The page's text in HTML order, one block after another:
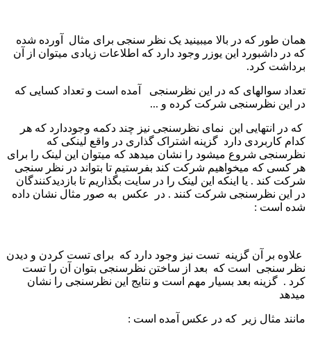
همان طور که در بالا میبینید یک نظر سنجی برای مثال آورده شده
که در داشبورد این یوزر وجود دارد که اطلاعات زیادی میتوان از آن
برداشت کرد.
تعداد سوالهای که در این نظرسنجی آمده است و تعداد کسایی که
در این نظرسنجی شرکت کرده و ...
که در انتهایی این نمای نظرسنجی نیز چند دکمه وجوددارد که هر
کدام کاربردی دارد گزینه اشتراک گذاری در واقع لینکی که
نظرسنجی شروع میشود را نشان میدهد که میتوان این لینک را برای
هر کسی که میخواهیم شرکت کند بفرستیم تا بتواند در نظر سنجی
شرکت کند . یا اینکه این لینک را در سایت بگذاریم تا بازدیدکنندگان
در این نظرسنجی شرکت کنند . در عکس به صور مثال نشان داده
شده است :
علاوه بر آن گزینه تست نیز وجود دارد که برای تست کردن و دیدن
نظر سنجی است که بعد از ساختن نظرسنجی بتوان آن را تست
کرد . گزینه بعد بسیار مهم است و نتایج این نظرسنجی را نشان
میدهد
مانند مثال زیر که در عکس آمده است :